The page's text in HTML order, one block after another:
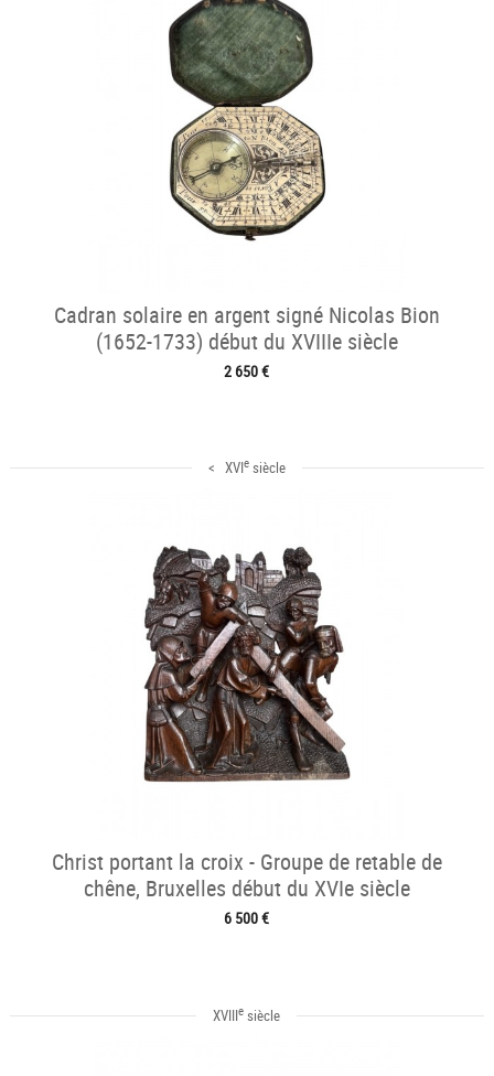
Cadran solaire en argent signé Nicolas Bion
(1652-1733) début du XVIIIe siècle
2 650 €
< XVIesiècle
Christ portant la croix - Groupe de retable de
chêne, Bruxelles début du XVIe siècle
6 500 €
XVIIIe siècle